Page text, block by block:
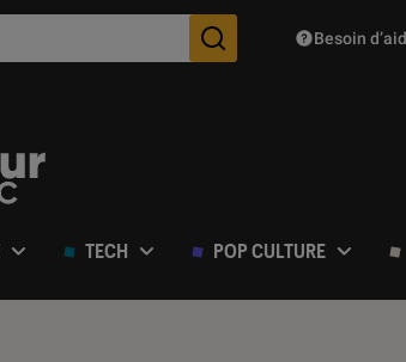
Des suggestions
Besoin
TECH POP CULTURE